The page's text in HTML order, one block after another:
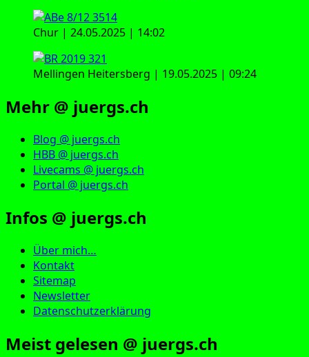
Chur | 24.05.2025 | 14:02
Mellingen Heitersberg | 19.05.2025 | 09:24
Mehr @ juergs.ch
Blog @ juergs.ch
HBB @ juergs.ch
Livecams @ juergs.ch
Portal @ juergs.ch
Infos @ juergs.ch
Über mich…
Kontakt
Sitemap
Newsletter
Datenschutzerklärung
Meist gelesen @ juergs.ch